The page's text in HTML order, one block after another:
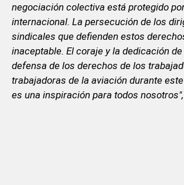
negociación colectiva está protegido
internacional. La persecución de los
sindicales que defienden estos
inaceptable. El coraje y la dedicación
defensa de los derechos de los
trabajadoras de la aviación durante
es una inspiración para todos nosotros",